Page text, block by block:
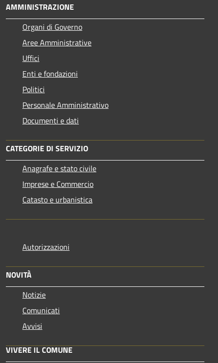
AMMINISTRAZIONE
Organi di Governo
Aree Amministrative
Uffici
Enti e fondazioni
Politici
Personale Amministrativo
Documenti e dati
CATEGORIE DI SERVIZIO
Anagrafe e stato civile
Imprese e Commercio
Catasto e urbanistica
Autorizzazioni
NOVITÀ
Notizie
Comunicati
Avvisi
VIVERE IL COMUNE